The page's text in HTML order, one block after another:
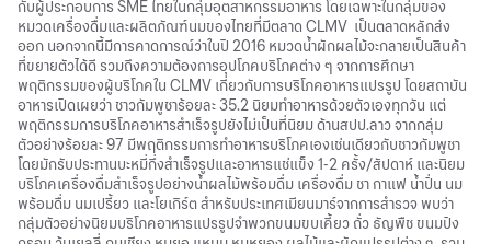
กับผู้ประกอบการ SME ไทยในกลุ่มอุตสาหกรรมอาหาร โดยเฉพาะในกลุ่มของ
หมวดเครื่องดื่มและผลิตภัณฑ์นมของไทยที่มีตลาด CLMV เป็นตลาดหลักส่ง
ออก นอกจากนี้มีการคาดการณ์ว่าในปี 2016 หมวดน้ำผักผลไม้จะกลายเป็นสินค้า
ที่ขยายตัวได้ดี รวมถึงความต้องการอุปโภคบริโภคต่าง ๆ จากการศึกษา
พฤติกรรมของผู้บริโภคใน CLMV เกี่ยวกับการบริโภคอาหารแปรรูป โดยสถาบัน
อาหารเปิดเผยว่า ชาวกัมพูชาร้อยละ 35.2 นิยมทำอาหารด้วยตัวเองทุกวัน แต่
พฤติกรรมการบริโภคอาหารสำเร็จรูปยังไม่เป็นที่นิยม ด้านสปป.ลาว จากกลุ่ม
ตัวอย่างร้อยละ 97 มีพฤติกรรมการทำอาหารบริโภคเองเช่นเดียวกับชาวกัมพูชา
โดยมักรับประทานบะหมี่กึ่งสำเร็จรูปและอาหารแช่แข็ง 1-2 ครั้ง/สัปดาห์ และนิยม
บริโภคเครื่องดื่มสำเร็จรูปอย่างน้ำผลไม้พร้อมดื่ม เครื่องดื่ม ชา กาแฟ น้ำปั่น นม
พร้อมดื่ม นมเปรี้ยว และโยเกิร์ต สำหรับประเทศเมียนมาร์จากการสำรวจ พบว่า
กลุ่มตัวอย่างนิยมบริโภคอาหารแปรรูปจำพวกขนมขบเคี้ยว ถั่ว ธัญพืช ขนมปัง